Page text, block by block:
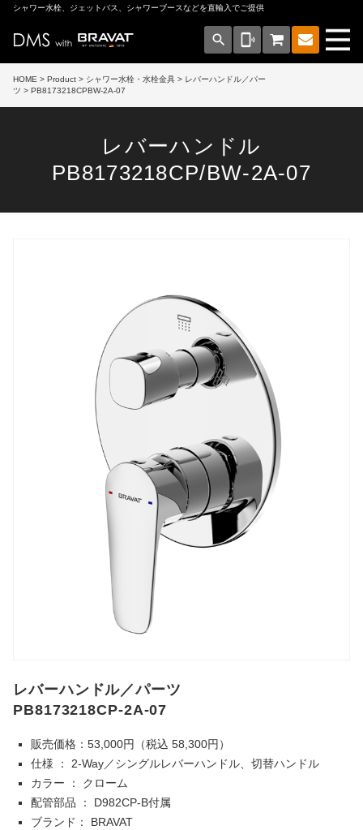
シャワー水栓、ジェットバス、シャワーブースなどを直輸入でご提供
search phonelink_ring
HOME > Product > シャワー水栓・水栓金具 > レバーハンドル／パー
ツ > PB8173218CPBW-2A-07
レバーハンドル
PB8173218CP/BW-2A-07
レバーハンドル／パーツ
PB8173218CP-2A-07
販売価格：53,000円（税込 58,300円）
仕様 ： 2-Way／シングルレバーハンドル、切替ハンドル
カラー ： クローム
配管部品 ： D982CP-B付属
ブランド： BRAVAT